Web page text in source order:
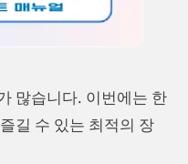
많습니다. 이번에는 한
길 수 있는 최적의 장